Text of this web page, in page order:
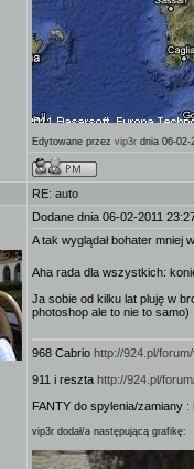
Edytowane przez vip3r dnia 06-02-
RE: auto
Dodane dnia 06-02-2011
A tak wyglądał bohater mniej
Aha rada dla wszystkich:
Ja sobie od kilku lat pluję w
photoshop ale to nie to samo)
968 Cabrio http://924.pl/
911 i reszta http://924.pl/
FANTY do spylenia/zamiany :
vip3r dodał/a następującą grafikę: